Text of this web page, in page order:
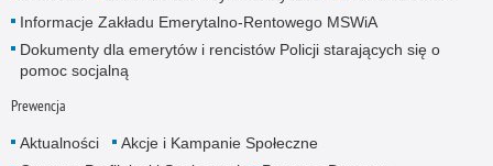
Informacje Zakładu Emerytalno-Rentowego MSWiA
Dokumenty dla emerytów i rencistów Policji starających się o
pomoc socjalną
Prewencja
Aktualności
Akcje i Kampanie Społeczne